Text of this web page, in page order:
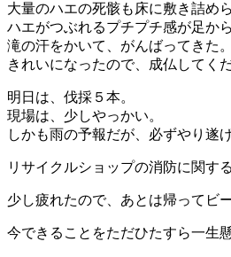
大量のハエの死骸も床に敷き詰め
ハエがつぶれるプチプチ感が足か
滝の汗をかいて、がんばってきた。
きれいになったので、成仏してく
明日は、伐採５本。
現場は、少しやっかい。
しかも雨の予報だが、必ずやり遂
リサイクルショップの消防に関す
少し疲れたので、あとは帰ってビ
今できることをただひたすら一生